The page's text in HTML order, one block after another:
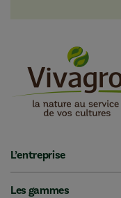
L’entreprise
Les gammes